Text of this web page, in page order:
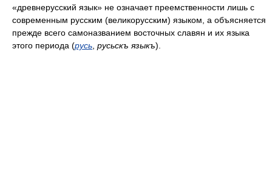
«древнерусский язык» не означает преемственности лишь с
современным русским (великорусским) языком, а объясняется
прежде всего самоназванием восточных славян и их языка
этого периода (русь русьскъ языкъ).